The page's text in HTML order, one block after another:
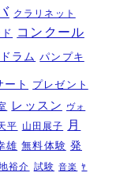
ひと足早
2026年6月7
究会発表
トを実施
クラリネット
コンクール
ドラム パンプキ
ート プレゼント
レッスン ヴォ
平 山田展子
月
雄 無料体験 発
裕介 試験 音楽 ﾔ